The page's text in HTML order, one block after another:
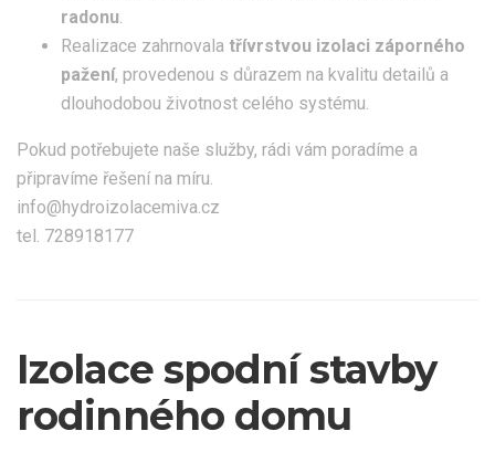
radonu
Realizace zahrnovala třívrstvou izolaci záporného
pažení, provedenou s důrazem na kvalitu detailů a
dlouhodobou životnost celého systému.
Pokud potřebujete naše služby, rádi vám poradíme a
připravíme řešení na míru.
info@hydroizolacemiva.cz
tel. 728918177
Izolace spodní stavby
rodinného domu